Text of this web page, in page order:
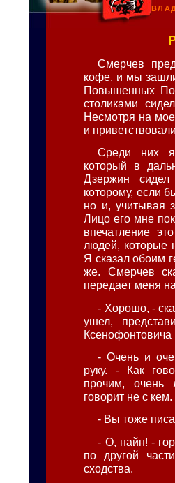
Смерчев
кофе, и мы
Повышенных
столиками
Несмотря на
и
Среди них я
который в
Дзержин
которому, если
но и, учитывая
Лицо его мне
впечатление
людей, которые
Я сказал обоим
же. Смерчев
передает меня
- Хорошо, -
ушел,
- Очень и
руку. - Как
прочим, очень
говорит не с кем.
- Вы тоже
- О, найн! -
по другой
сходства.